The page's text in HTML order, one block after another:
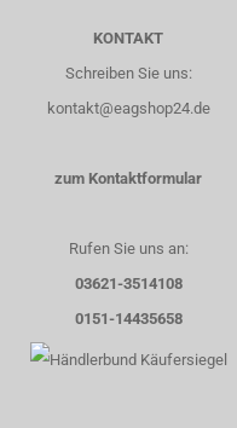
KONTAKT
Schreiben Sie uns:
kontakt@eagshop24.de
zum Kontaktformular
Rufen Sie uns an:
03621-3514108
0151-14435658